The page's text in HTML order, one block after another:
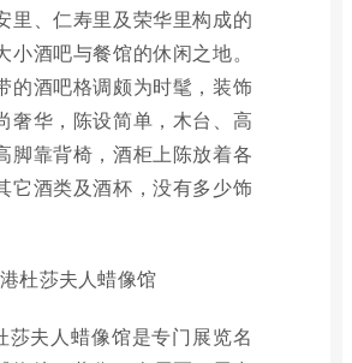
里、仁寿里及荣华里构成的
小酒吧与餐馆的休闲之地。
的酒吧格调颇为时髦，装饰
奢华，陈设简单，木台、高
脚靠背椅，酒柜上陈放着各
它酒类及酒杯，没有多少饰
杜莎夫人蜡像馆
莎夫人蜡像馆是专门展览名